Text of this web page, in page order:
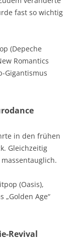
fast so wichtig
(Depeche
Romantics
Gigantismus
in den frühen
Gleichzeitig
(Oasis),
„Golden Age“
Revival